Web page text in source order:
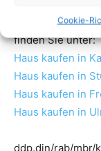
Cookie-